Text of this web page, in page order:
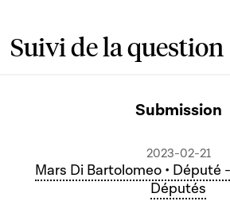
Suivi de la question
Submission
2023-02-21
Mars Di Bartolomeo • Député
Députés